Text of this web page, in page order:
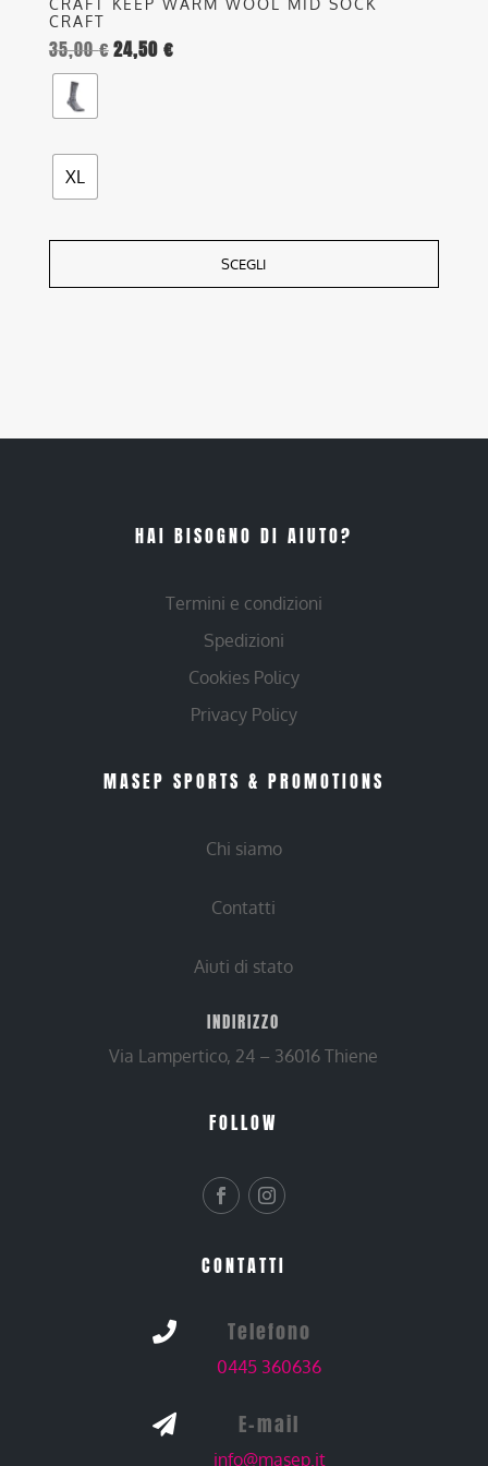
CRAFT KEEP WARM WOOL MID SOCK
CRAFT
35,00€24,50 €
XL
SCEGLI
HAI BISOGNO DI AIUTO?
Termini e condizioni
Spedizioni
Cookies Policy
Privacy Policy
MASEP SPORTS & PROMOTIONS
Chi siamo
Contatti
Aiuti di stato
INDIRIZZO
Via Lampertico, 24 – 36016 Thiene
FOLLOW
CONTATTI
 Telefono
0445 360636
 E-mail
info@masep.it